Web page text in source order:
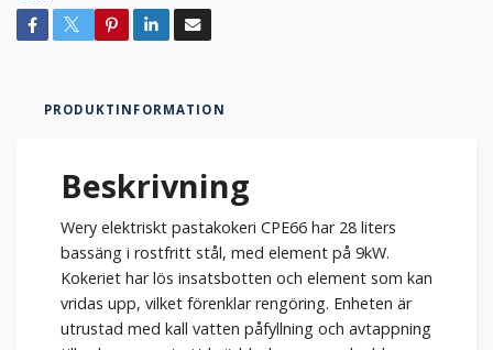
PRODUKTINFORMATION
Beskrivning
Wery elektriskt pastakokeri CPE66 har 28 liters
bassäng i rostfritt stål, med element på 9kW.
Kokeriet har lös insatsbotten och element som kan
vridas upp, vilket förenklar rengöring. Enheten är
utrustad med kall vatten påfyllning och avtappning